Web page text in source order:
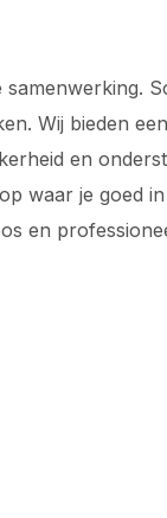
Wij bieden
en
waar je goed
en